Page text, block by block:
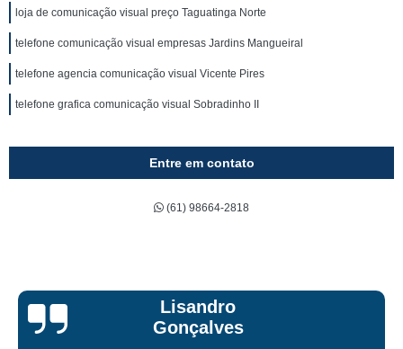
loja de comunicação visual preço Taguatinga Norte
telefone comunicação visual empresas Jardins Mangueiral
telefone agencia comunicação visual Vicente Pires
telefone grafica comunicação visual Sobradinho II
Entre em contato
(61) 98664-2818
Bruna Eduarda